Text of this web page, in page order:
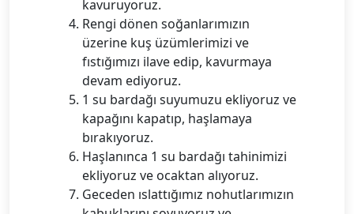
kavuruyoruz.
Rengi dönen soğanlarımızın
üzerine kuş üzümlerimizi ve
fıstığımızı ilave edip, kavurmaya
devam ediyoruz.
1 su bardağı suyumuzu ekliyoruz ve
kapağını kapatıp, haşlamaya
bırakıyoruz.
Haşlanınca 1 su bardağı tahinimizi
ekliyoruz ve ocaktan alıyoruz.
Geceden ıslattığımız nohutlarımızın